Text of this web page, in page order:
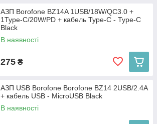
АЗП Borofone BZ14A 1USB/18W/QC3.0 +
1Type-C/20W/PD + кабель Type-C - Type-C
Black
В наявності
275 ₴
АЗП USB Borofone Borofone BZ14 2USB/2.4A
+ кабель USB - MicroUSB Black
В наявності